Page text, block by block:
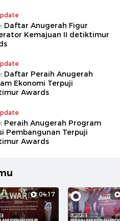
Daftar Anugerah Figur
Kemajuan II detiktimur
Daftar Peraih Anugerah
Ekonomi Terpuji
Awards
Peraih Anugerah Program
Pembangunan Terpuji
Awards
04:17